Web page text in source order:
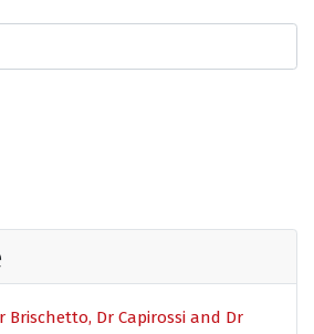
Brischetto, Dr Capirossi and Dr